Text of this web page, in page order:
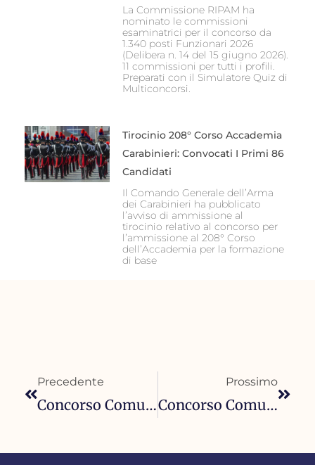
La Commissione RIPAM ha
nominato le commissioni
esaminatrici per il concorso da
1.340 posti Funzionari 2026
(Delibera n. 14 del 15 giugno 2026).
11 commissioni per tutti i profili.
Preparati con il Simulatore Quiz di
Multiconcorsi.
Tirocinio 208° Corso Accademia
Carabinieri: Convocati I Primi 86
Candidati
Il Comando Generale dell’Arma
dei Carabinieri ha pubblicato
l’avviso di ammissione al
tirocinio relativo al concorso per
l’ammissione al 208° Corso
dell’Accademia per la formazione
di base
Precedente
Concorso Comune Di Firenze 2025: 10 Posti Per Funzionario Tecnico/Ingegnere Delle Infrastrutture
Prossimo
Concorso Comune Di Firenze 2025: 16 Posti Per Funzionario Informatico